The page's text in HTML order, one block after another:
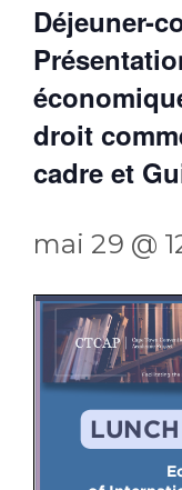
Déjeuner-
droit
cadre et
mai 29 @